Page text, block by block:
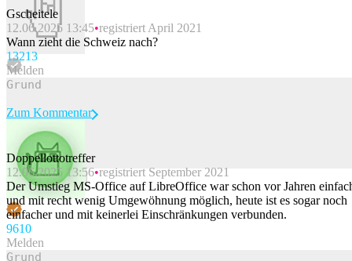
Gscheitele
12.06.2025 13:45 registriert April 2021
Wann zieht die Schweiz nach?
13213
Melden
Beitrag melden
Zum Kommentar
Doppellottotreffer
12.06.2025 13:56 registriert September 2021
Der Umstieg MS-Office auf LibreOffice war schon vor Jahren
und mit recht wenig Umgewöhnung möglich, heute ist es sogar noch
einfacher und mit keinerlei Einschränkungen verbunden.
9610
Melden